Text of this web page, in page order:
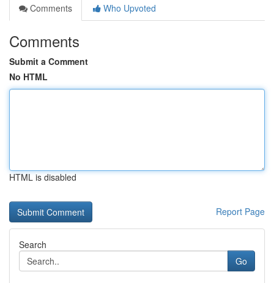
Comments
Who Upvoted
Comments
Submit a Comment
No HTML
HTML is disabled
Report Page
Search
Go